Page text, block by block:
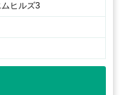
ヒルズ3